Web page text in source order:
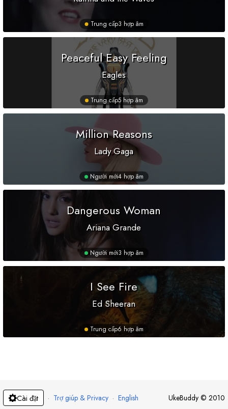
Trung cấp3 hợp âm
Peaceful Easy Feeling
Eagles
Trung cấp5 hợp âm
Million Reasons
Lady Gaga
Người mới4 hợp âm
Dangerous Woman
Ariana Grande
Người mới3 hợp âm
I See Fire
Ed Sheeran
Trung cấp6 hợp âm
Cài đặt · Trợ giúp & Privacy · English UkeBuddy © 2010